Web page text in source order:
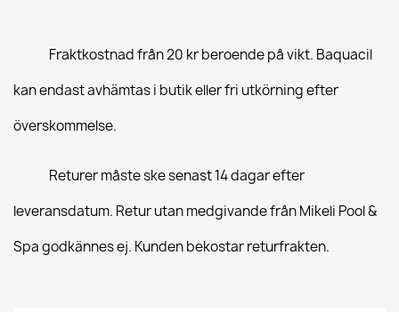
Fraktkostnad från 20 kr beroende på vikt. Baquacil
kan endast avhämtas i butik eller fri utkörning efter
överskommelse.
Returer måste ske senast 14 dagar efter
leveransdatum. Retur utan medgivande från Mikeli Pool &
Spa godkännes ej. Kunden bekostar returfrakten.